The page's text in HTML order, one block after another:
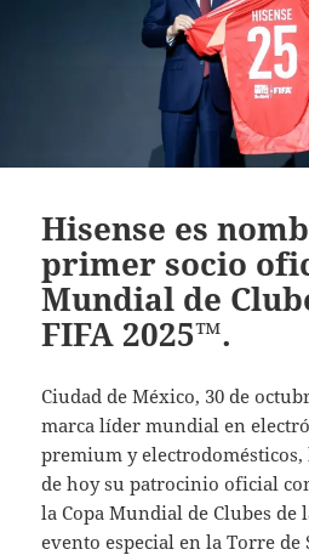
Hisense es
primer socio
Mundial de
FIFA 2025™.
Ciudad de México, 30 de
marca líder mundial en
premium y
de hoy su patrocinio oficial
la Copa Mundial de Clubes de
evento especial en la Torre de